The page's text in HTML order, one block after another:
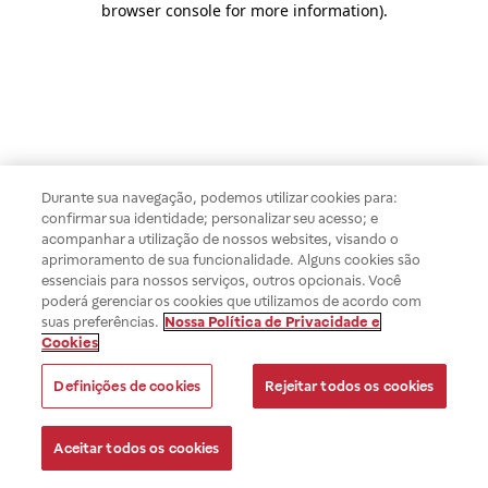
browser console for more information).
Durante sua navegação, podemos utilizar cookies para:
confirmar sua identidade; personalizar seu acesso; e
acompanhar a utilização de nossos websites, visando o
aprimoramento de sua funcionalidade. Alguns cookies são
essenciais para nossos serviços, outros opcionais. Você
poderá gerenciar os cookies que utilizamos de acordo com
suas preferências. Nossa Política de Privacidade e
Cookies
Definições de cookies Rejeitar todos os cookies
Aceitar todos os cookies